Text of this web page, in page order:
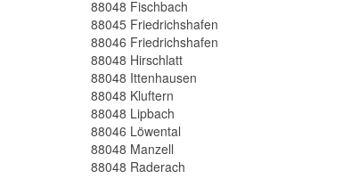
88048 Fischbach
88045 Friedrichshafen
88046 Friedrichshafen
88048 Hirschlatt
88048 Ittenhausen
88048 Kluftern
88048 Lipbach
88046 Löwental
88048 Manzell
88048 Raderach